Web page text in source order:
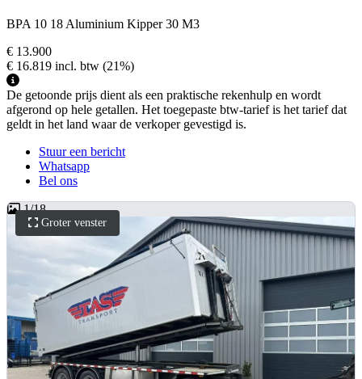
BPA 10 18 Aluminium Kipper 30 M3
€ 13.900
€ 16.819 incl. btw (21%)
De getoonde prijs dient als een praktische rekenhulp en wordt
afgerond op hele getallen. Het toegepaste btw-tarief is het tarief dat
geldt in het land waar de verkoper gevestigd is.
Stuur een bericht
Whatsapp
Bel ons
Groter venster
1/18